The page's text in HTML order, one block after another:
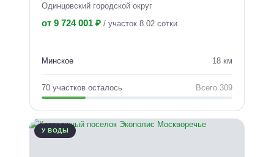
Одинцовский городской округ
от 9 724 001 ₽ / участок 8.02 сотки
Минское 18 км
70 участков осталось Всего 309
У ВОДЫ